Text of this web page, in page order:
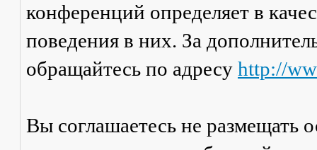
конференций определяет в
поведения в них. За
обращайтесь по адресу http://
Вы соглашаетесь не размещать